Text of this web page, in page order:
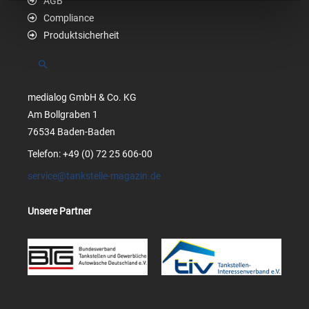
Compliance
Produktsicherheit
Suchen
medialog GmbH & Co. KG
Am Bollgraben 1
76534 Baden-Baden
Telefon: +49 (0) 72 25 606-00
service@tankstelle-magazin.de
Unsere Partner